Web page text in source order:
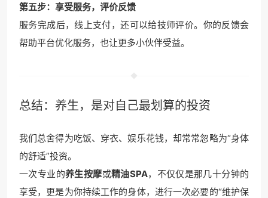
第五步：享受服务，评价反馈
服务完成后，线上支付，还可以给技师评价。你的反馈会
帮助平台优化服务，也让更多小伙伴受益。
总结：养生，是对自己最划算的投资
我们总舍得为吃饭、穿衣、娱乐花钱，却常常忽略为“身体
的舒适”投资。
一次专业的养生按摩或精油SPA，不仅仅是那几十分钟的
享受，更是为你持续工作的身体，进行一次必要的“维护保